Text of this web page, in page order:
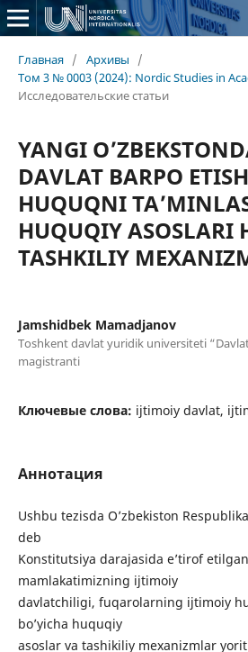
Главная / Архивы
/
Том 3 № 0003 (2024): Nordic Studies in
Исследовательские статьи
YANGI
DAVLAT BARPO
HUQUQNI
HUQUQIY ASOSLARI
TASHKILIY
Jamshidbek Mamadjanov
Toshkent davlat yuridik universiteti
magistranti
Ключевые слова: ijtimoiy davlat,
Аннотация
Ushbu tezisda O’zbekiston
deb
Konstitutsiya darajasida e’tirof
mamlakatimizning ijtimoiy
davlatchiligi, fuqarolarning ijtimoiy
bo’yicha huquqiy
asoslar va tashikiliy mexanizmlar